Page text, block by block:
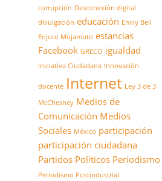
corrupción Desconexión digital
divulgación educación Emily Bell
Enjuto Mojamuto estancias
Facebook GRECO igualdad
Iniciativa Ciudadana Innovación
docente Internet Ley 3 de 3
McChesney Medios de
Comunicación Medios
Sociales México participación
participación ciudadana
Partidos Políticos Periodismo
Periodismo Postindustrial